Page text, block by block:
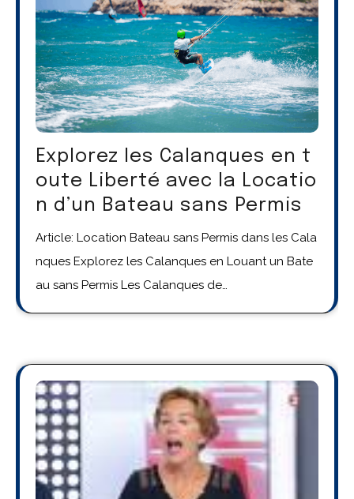
Explorez les Calanques en t
oute Liberté avec la Locatio
n d’un Bateau sans Permis
Article: Location Bateau sans Permis dans les Cala
nques Explorez les Calanques en Louant un Bate
au sans Permis Les Calanques de…